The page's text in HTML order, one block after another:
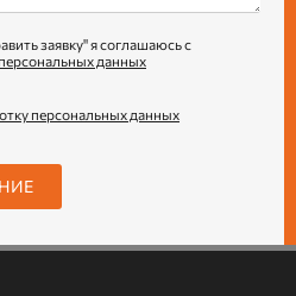
заявку" я соглашаюсь с
данных
персональных данных